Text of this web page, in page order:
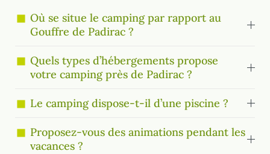
Où se situe le camping par rapport au
Gouffre de Padirac ?
Quels types d’hébergements propose
votre camping près de Padirac ?
Le camping dispose-t-il d’une piscine ?
Proposez-vous des animations pendant les
vacances ?